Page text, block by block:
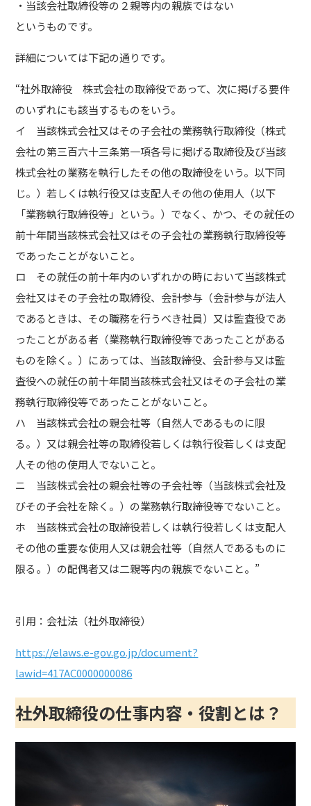
・当該会社取締役等の２親等内の親族ではない
というものです。
詳細については下記の通りです。
“社外取締役 株式会社の取締役であって、次に掲げる要件
のいずれにも該当するものをいう。
イ 当該株式会社又はその子会社の業務執行取締役（株式
会社の第三百六十三条第一項各号に掲げる取締役及び当該
株式会社の業務を執行したその他の取締役をいう。以下同
じ。）若しくは執行役又は支配人その他の使用人（以下
「業務執行取締役等」という。）でなく、かつ、その就任の
前十年間当該株式会社又はその子会社の業務執行取締役等
であったことがないこと。
ロ その就任の前十年内のいずれかの時において当該株式
会社又はその子会社の取締役、会計参与（会計参与が法人
であるときは、その職務を行うべき社員）又は監査役であ
ったことがある者（業務執行取締役等であったことがある
ものを除く。）にあっては、当該取締役、会計参与又は監
査役への就任の前十年間当該株式会社又はその子会社の業
務執行取締役等であったことがないこと。
ハ 当該株式会社の親会社等（自然人であるものに限
る。）又は親会社等の取締役若しくは執行役若しくは支配
人その他の使用人でないこと。
ニ 当該株式会社の親会社等の子会社等（当該株式会社及
びその子会社を除く。）の業務執行取締役等でないこと。
ホ 当該株式会社の取締役若しくは執行役若しくは支配人
その他の重要な使用人又は親会社等（自然人であるものに
限る。）の配偶者又は二親等内の親族でないこと。”
引用：会社法（社外取締役）
https://elaws.e-gov.go.jp/document?
lawid=417AC0000000086
社外取締役の仕事内容・役割とは？